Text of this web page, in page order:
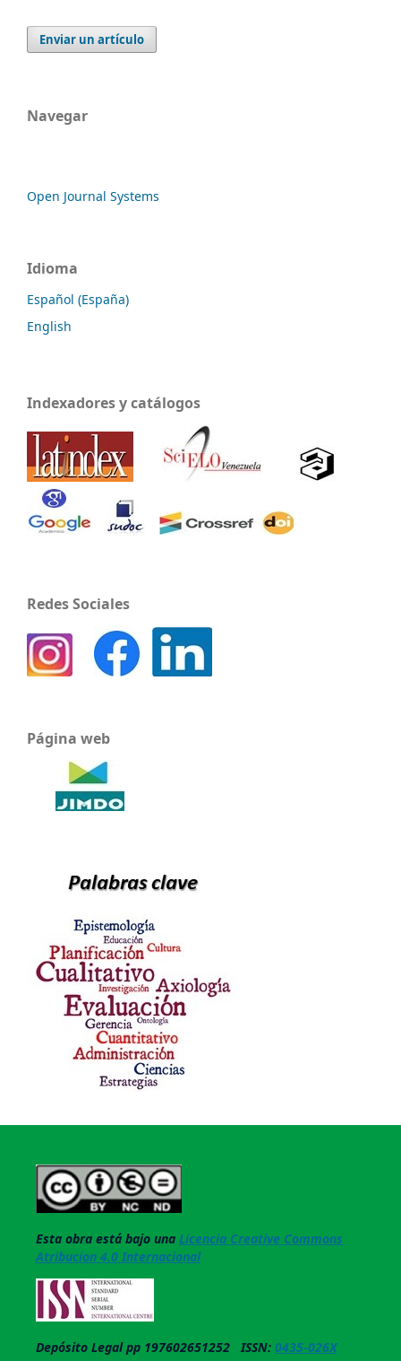
Enviar un artículo
Navegar
Open Journal Systems
Idioma
Español (España)
English
Indexadores y catálogos
Redes Sociales
Página web
Esta obra está bajo una Licencia Creative Commons
Atribucion 4.0 Internacional
Depósito Legal pp 197602651252 ISSN: 0435-026X